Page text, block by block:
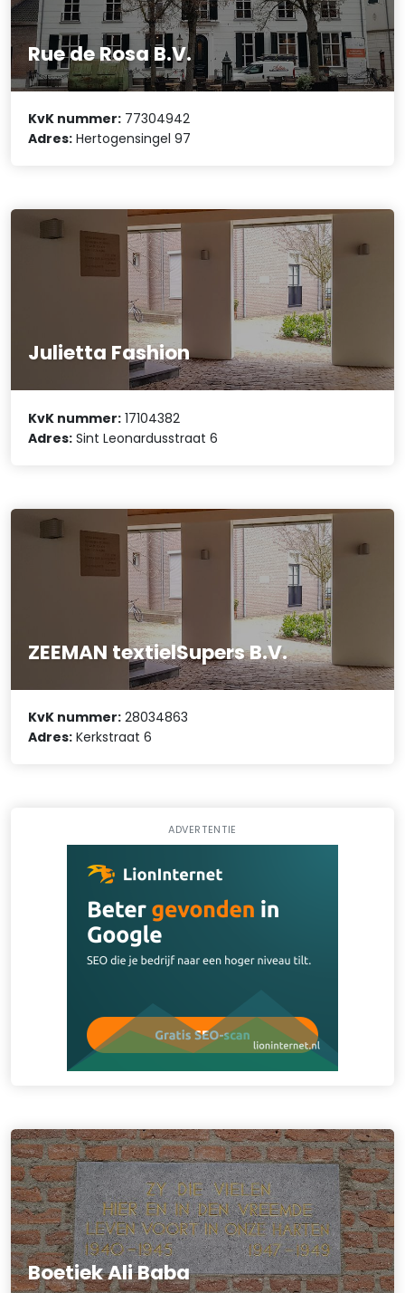
Rue de Rosa B.V.
KvK nummer: 77304942
Adres: Hertogensingel 97
Julietta Fashion
KvK nummer: 17104382
Adres: Sint Leonardusstraat 6
ZEEMAN textielSupers B.V.
KvK nummer: 28034863
Adres: Kerkstraat 6
ADVERTENTIE
Boetiek Ali Baba